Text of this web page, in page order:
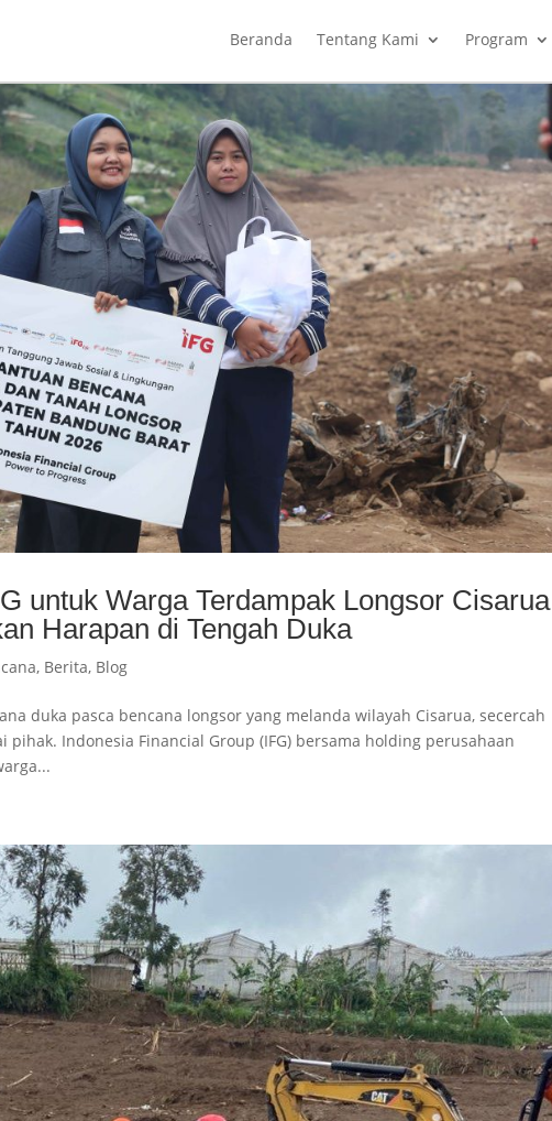
Beranda Tentang Kami Program
untuk Warga Terdampak Longsor Cisarua
Harapan di Tengah Duka
, Berita, Blog
duka pasca bencana longsor yang melanda wilayah Cisarua, secercah
Indonesia Financial Group (IFG) bersama holding perusahaan